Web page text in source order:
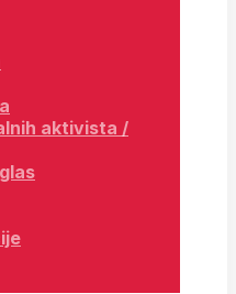
aktivista /